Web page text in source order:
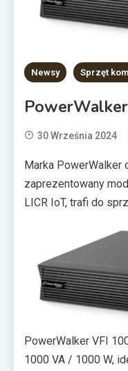
Newsy Sprzęt
30 Września 2024
Marka PowerWalker
zaprezentowany
LICR IoT, trafi do
PowerWalker VFI
1000 VA / 1000 W,